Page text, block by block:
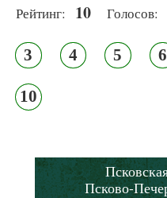
Рейтинг: 10 Голосов:
3 4 5 6
10
Псково-